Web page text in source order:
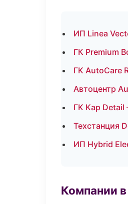
ИП Linea
ГК Premium
ГК AutoCare
Автоцентр
ГК Кар
Техстанция
ИП Hybrid
Компании